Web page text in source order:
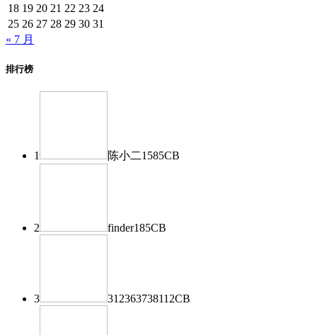
18 19 20 21 22 23 24
25 26 27 28 29 30 31
« 7 月
排行榜
1 陈小二1585CB
2 finder185CB
3 312363738112CB